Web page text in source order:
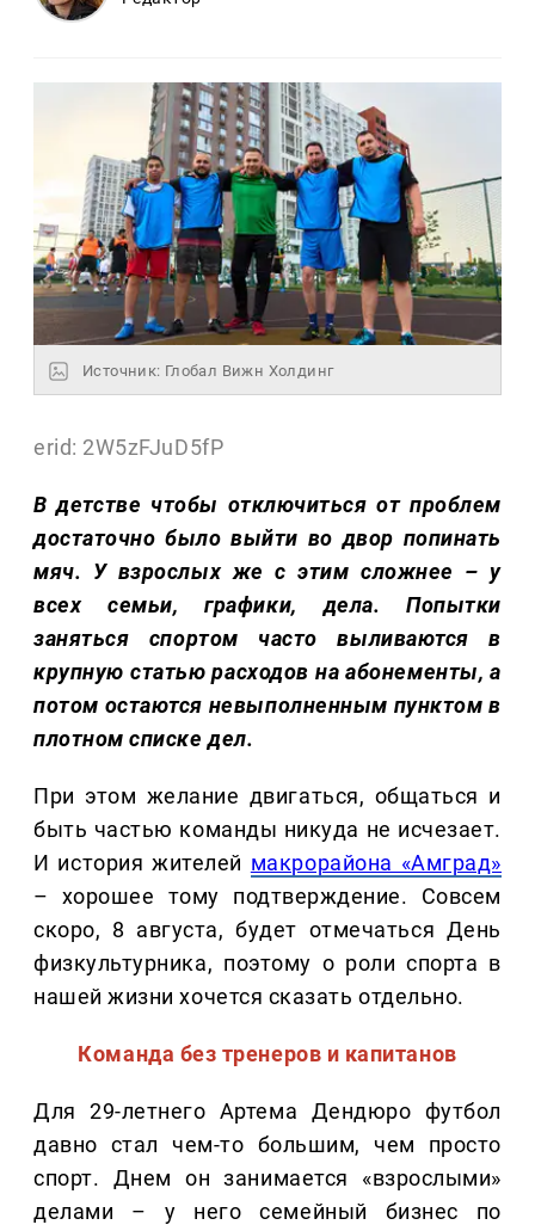
Источник: Глобал Вижн Холдинг
erid: 2W5zFJuD5fP
В детстве чтобы отключиться от проблем
достаточно было выйти во двор попинать
мяч. У взрослых же с этим сложнее – у
всех семьи, графики, дела. Попытки
заняться спортом часто выливаются в
крупную статью расходов на абонементы, а
потом остаются невыполненным пунктом в
плотном списке дел.
При этом желание двигаться, общаться и
быть частью команды никуда не исчезает.
И история жителей макрорайона «Амград»
– хорошее тому подтверждение. Совсем
скоро, 8 августа, будет отмечаться День
физкультурника, поэтому о роли спорта в
нашей жизни хочется сказать отдельно.
Команда без тренеров и капитанов
Для 29-летнего Артема Дендюро футбол
давно стал чем-то большим, чем просто
спорт. Днем он занимается «взрослыми»
делами – у него семейный бизнес по